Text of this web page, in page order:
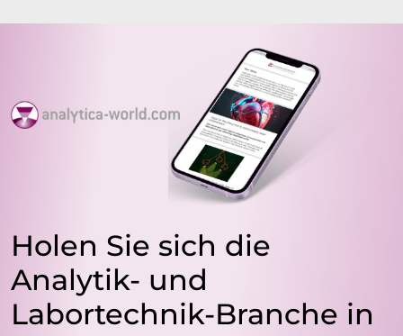
Holen Sie sich die
Analytik- und
Labortechnik-Branche in